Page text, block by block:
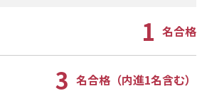
1 名合格
3 名合格（内進1名含む）